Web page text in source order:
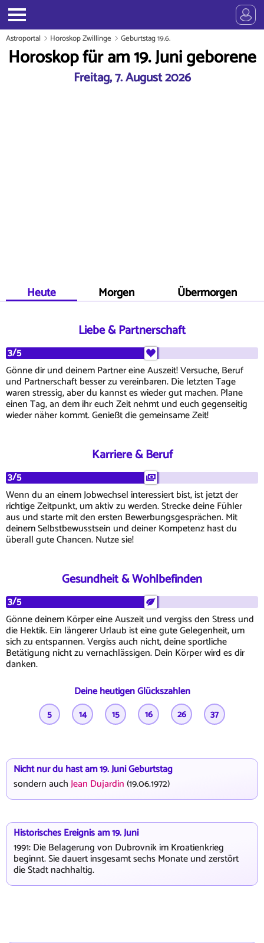
Astroportal Horoskop Zwillinge Geburtstag 19.6.
Horoskop für am 19. Juni geborene
Freitag, 7. August 2026
Heute Morgen Übermorgen
Liebe & Partnerschaft
3/5
Gönne dir und deinem Partner eine Auszeit! Versuche, Beruf
und Partnerschaft besser zu vereinbaren. Die letzten Tage
waren stressig, aber du kannst es wieder gut machen. Plane
einen Tag, an dem ihr euch Zeit nehmt und euch gegenseitig
wieder näher kommt. Genießt die gemeinsame Zeit!
Karriere & Beruf
3/5
Wenn du an einem Jobwechsel interessiert bist, ist jetzt der
richtige Zeitpunkt, um aktiv zu werden. Strecke deine Fühler
aus und starte mit den ersten Bewerbungsgesprächen. Mit
deinem Selbstbewusstsein und deiner Kompetenz hast du
überall gute Chancen. Nutze sie!
Gesundheit & Wohlbefinden
3/5
Gönne deinem Körper eine Auszeit und vergiss den Stress und
die Hektik. Ein längerer Urlaub ist eine gute Gelegenheit, um
sich zu entspannen. Vergiss auch nicht, deine sportliche
Betätigung nicht zu vernachlässigen. Dein Körper wird es dir
danken.
Deine heutigen Glückszahlen
5 14 15 16 26 37
Nicht nur du hast am 19. Juni Geburtstag
sondern auchJean Dujardin(19.06.1972)
Historisches Ereignis am 19. Juni
1991: Die Belagerung von Dubrovnik im Kroatienkrieg
beginnt. Sie dauert insgesamt sechs Monate und zerstört
die Stadt nachhaltig.